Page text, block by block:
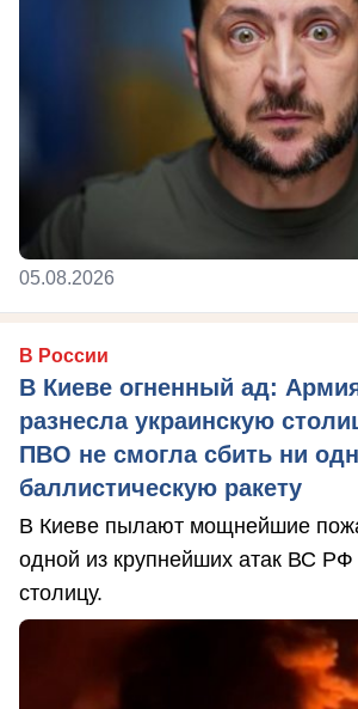
05.08.2026
В России
В Киеве огненный ад:
разнесла украинскую
ПВО не смогла сбить ни
баллистическую ракету
В Киеве пылают мощнейшие
одной из крупнейших атак ВС РФ
столицу.